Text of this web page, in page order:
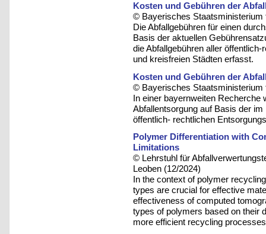
Kosten und Gebühren der
© Bayerisches Staatsministerium
Die Abfallgebühren für einen
Basis der aktuellen
die Abfallgebühren aller
und kreisfreien Städten erfasst.
Kosten und Gebühren der
© Bayerisches Staatsministerium
In einer bayernweiten Recherche
Abfallentsorgung auf Basis der
öffentlich- rechtlichen
Polymer Differentiation with
Limitations
© Lehrstuhl für
Leoben (12/2024)
In the context of polymer
types are crucial for effective
effectiveness of computed
types of polymers based on their
more efficient recycling